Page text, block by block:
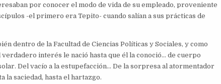
por conocer el modo de vida de su empleado, proveniente
-el primero era Tepito- cuando salían a sus prácticas de
dentro de la Facultad de Ciencias Políticas y Sociales, y como
interés le nació hasta que él la conoció… de cuerpo
Del vacío a la estupefacción… De la sorpresa al atormentador
la saciedad, hasta el hartazgo.